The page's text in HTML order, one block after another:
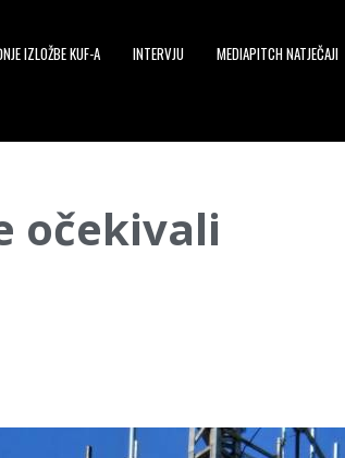
IZLOŽBE KUF-A INTERVJU MEDIAPITCH NATJEČAJI
očekivali